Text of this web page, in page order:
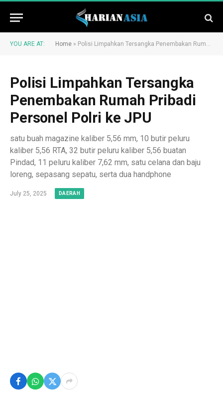
YOU ARE AT: Home » Polisi Limpahkan Tersangka Penembakan Rumah Pribadi Personel Polri ke JPU
Polisi Limpahkan Tersangka
Penembakan Rumah Pribadi
Personel Polri ke JPU
satu buah magazine kaliber 5,56 mm, 10 butir peluru
kaliber 5,56 RTA, 32 butir peluru kaliber 5,56 buatan
Pindad, 11 peluru kaliber 7,62 mm, satu celana dan baju
loreng, sepasang sepatu, serta dua handphone
July 25, 2025 DAERAH